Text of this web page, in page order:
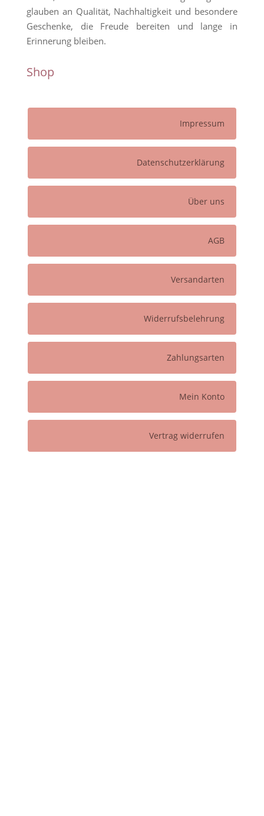
glauben an Qualität, Nachhaltigkeit und besondere
Geschenke, die Freude bereiten und lange in
Erinnerung bleiben.
Shop
Impressum
Datenschutzerklärung
Über uns
AGB
Versandarten
Widerrufsbelehrung
Zahlungsarten
Mein Konto
Vertrag widerrufen